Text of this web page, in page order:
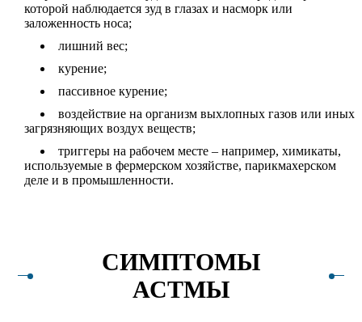
которой наблюдается зуд в глазах и насморк или
заложенность носа;
лишний вес;
курение;
пассивное курение;
воздействие на организм выхлопных газов или иных
загрязняющих воздух веществ;
триггеры на рабочем месте – например, химикаты,
используемые в фермерском хозяйстве, парикмахерском
деле и в промышленности.
СИМПТОМЫ
АСТМЫ